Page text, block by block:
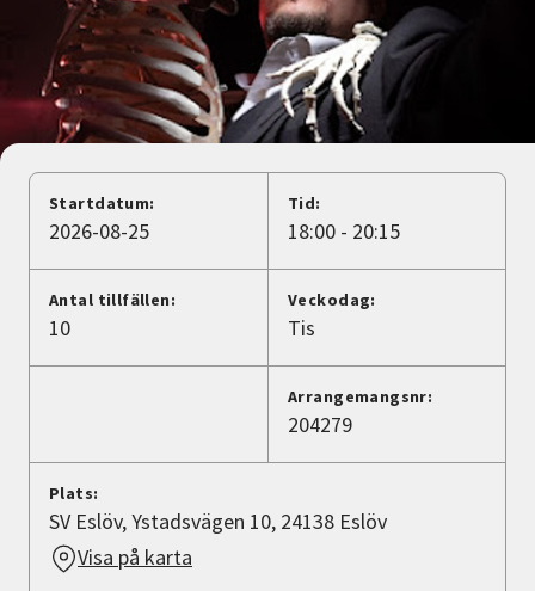
Starta studiecirkel
Cirkelledare
Nyheter
Avdelningar
Lyssna
Startdatum:
2026-08-25
Tid:
18:00 - 20:15
Antal tillfällen:
10
Veckodag:
Tis
Arrangemangsnr:
204279
Plats:
SV Eslöv, Ystadsvägen 10, 24138 Eslöv
Visa på karta